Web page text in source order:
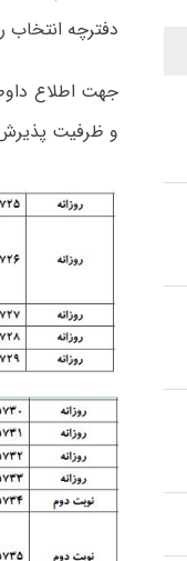
دفترچه انتخاب
جهت اطلاع
و ظرفیت پذیرش